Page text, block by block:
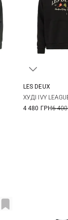
LES DEUX
ХУДІ IVY
4 480 ГРН6